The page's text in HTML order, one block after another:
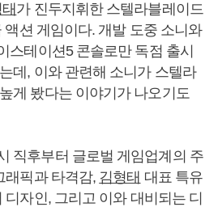
가 진두지휘한 스텔라블레이드
액션 게임이다. 개발 도중 소니와
스테이션5 콘솔로만 독점 출시
데, 이와 관련해 소니가 스텔라
게 봤다는 이야기가 나오기도
직후부터 글로벌 게임업계의 주
래픽과 타격감, 김형태 대표 특유
자인, 그리고 이와 대비되는 디